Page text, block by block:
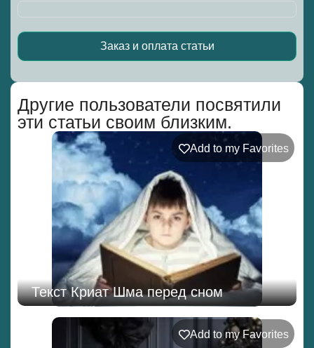
Другие пользователи посвятили
эти статьи своим близким.
Add to my Favorites
Текст Криат Шма перед сном
Add to my Favorites
Заказ и оплата статьи
Alternative: